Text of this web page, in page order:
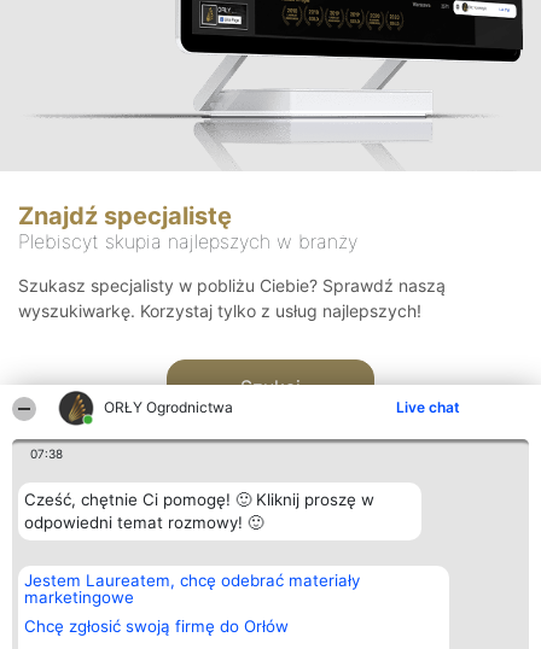
ORŁY Ogrodnictwa Live chat
07:38
Cześć, chętnie Ci pomogę! 🙂 Kliknij proszę w
odpowiedni temat rozmowy! 🙂
Jestem Laureatem, chcę odebrać materiały
marketingowe
Chcę zgłosić swoją firmę do Orłów
Znajdź specjalistę
Plebiscyt skupia najlepszych w branży
Szukasz specjalisty w pobliżu Ciebie? Sprawdź naszą
wyszukiwarkę. Korzystaj tylko z usług najlepszych!
Szukaj
Organizator plebiscytu
Bright Side Solutions sp. z o.
o. sp. k.
ul. Ruska 22
Wrocław 50-079
Plebiscyt
Laureaci
wszystkich
Laureatów
Kontakt
Kontakt